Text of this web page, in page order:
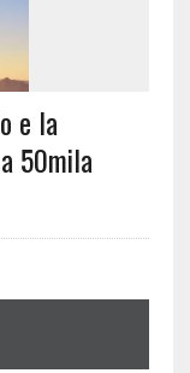
e la
50mila